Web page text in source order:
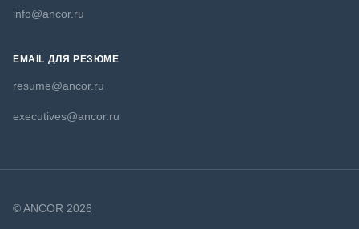
info@ancor.ru
EMAIL ДЛЯ РЕЗЮМЕ
resume@ancor.ru
executives@ancor.ru
© ANCOR 2026